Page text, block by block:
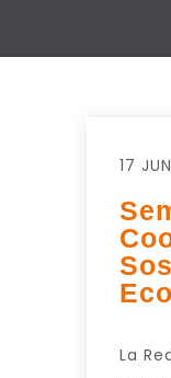
17 JUN
La